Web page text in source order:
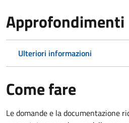
Approfondimenti
Ulteriori informazioni
Come fare
Le domande e la documentazione